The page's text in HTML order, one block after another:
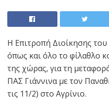
Η Επιτροπή Διοίκησης του
όπως και όλο το φίλαθλο
της χώρας, για τη
ΠΑΣ Γιάννινα με τον
τις 11/2) στο Αγρίνιο.